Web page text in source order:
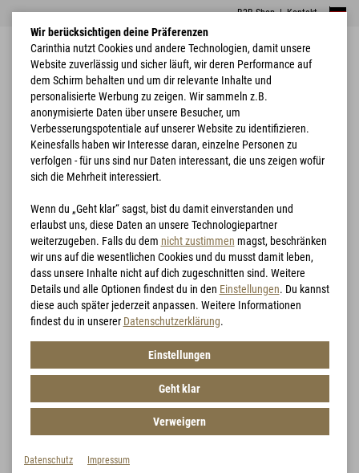
B2B Shop|Kontakt
Home Neue Ultra 2.0 Serie
NEUE ULTRA 2.0 SERIE
KLEIN, LEICHT, WARM - IMMER DABEI!
Carinthia Ultra 2.0
Next Level Cold Weather Protection
Die neueUltra 2.0 Produkt-Rangebietet perfekten
Kälteschutz in kompakter und leichter Form. Alle Ultra 2.0
Produkte sind verstau- und komprimierbar und somit immer
dabei. Ideales Backup auf Touren und als Layerschicht eine
G-LOFT® ULTRA 2.0
JACKET
Wir berücksichtigen deine Präferenzen
Carinthia nutzt Cookies und andere Technologien, damit unsere
Website zuverlässig und sicher läuft, wir deren Performance auf
dem Schirm behalten und um dir relevante Inhalte und
personalisierte Werbung zu zeigen. Wir sammeln z.B.
anonymisierte Daten über unsere Besucher, um
Verbesserungspotentiale auf unserer Website zu identifizieren.
Keinesfalls haben wir Interesse daran, einzelne Personen zu
verfolgen - für uns sind nur Daten interessant, die uns zeigen wofür
sich die Mehrheit interessiert.
Wenn du „Geht klar“ sagst, bist du damit einverstanden und
erlaubst uns, diese Daten an unsere Technologiepartner
weiterzugeben. Falls du dem nicht zustimmen magst, beschränken
wir uns auf die wesentlichen Cookies und du musst damit leben,
dass unsere Inhalte nicht auf dich zugeschnitten sind. Weitere
Details und alle Optionen findest du in den Einstellungen. Du kannst
diese auch später jederzeit anpassen. Weitere Informationen
findest du in unserer Datenschutzerklärung.
Einstellungen
Geht klar
Verweigern
Datenschutz Impressum